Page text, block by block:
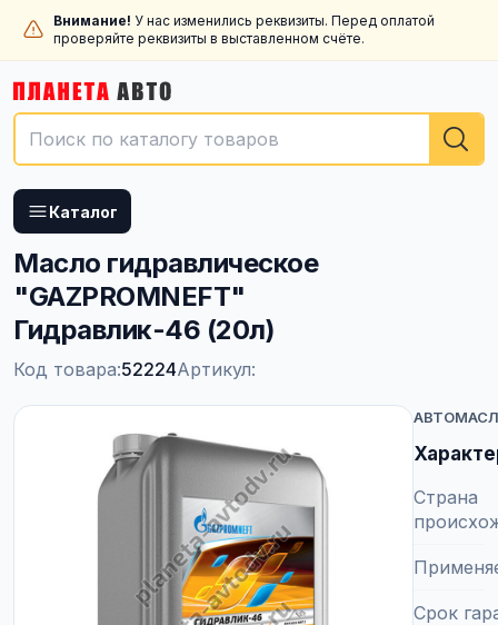
Внимание! У нас изменились реквизиты. Перед оплатой
проверяйте реквизиты в выставленном счёте.
Каталог
Масло гидравлическое
"GAZPROMNEFT"
Гидравлик-46 (20л)
Код товара:52224Артикул:
Страна
Срок